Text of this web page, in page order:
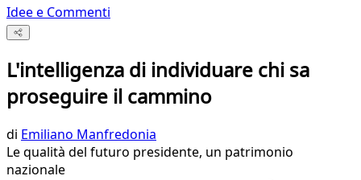
Idee e Commenti
L'intelligenza di individuare chi sa
proseguire il cammino
di Emiliano Manfredonia
Le qualità del futuro presidente, un patrimonio
nazionale